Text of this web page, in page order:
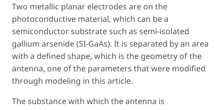
Two metallic planar electrodes are on the
photoconductive material, which can be a
semiconductor substrate such as semi-isolated
gallium arsenide (SI-GaAs). It is separated by an area
with a defined shape, which is the geometry of the
antenna, one of the parameters that were modified
through modeling in this article.
The substance with which the antenna is